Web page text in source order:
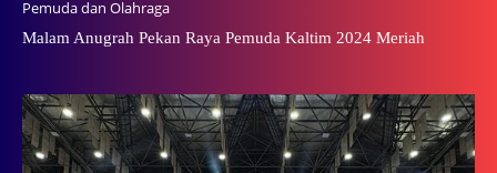
Pemuda dan Olahraga
Malam Anugrah Pekan Raya Pemuda Kaltim 2024 Meriah